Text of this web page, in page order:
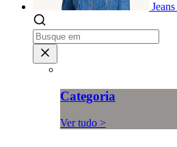
Jeans
Categoria
Ver tudo >